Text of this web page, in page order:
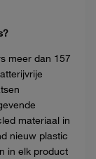
meer dan 157
materiaal in
nieuw plastic
in elk product